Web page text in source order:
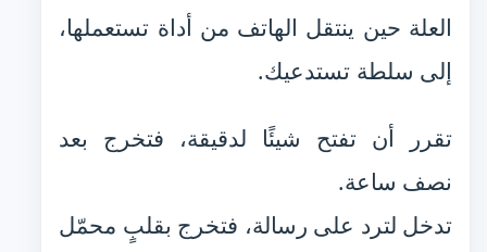
العلة حين ينتقل الهاتف من أداة تستعملها،
إلى سلطة تستدعيك.
تقرر أن تفتح شيئًا لدقيقة، فتخرج بعد
نصف ساعة.
تدخل لترد على رسالة، فتخرج بقلبٍ محمّل